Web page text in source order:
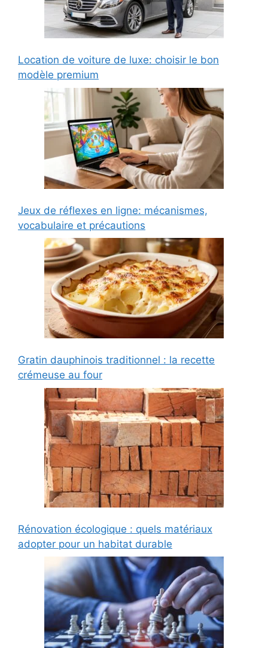
Location de voiture de luxe: choisir le bon
modèle premium
Jeux de réflexes en ligne: mécanismes,
vocabulaire et précautions
Gratin dauphinois traditionnel : la recette
crémeuse au four
Rénovation écologique : quels matériaux
adopter pour un habitat durable